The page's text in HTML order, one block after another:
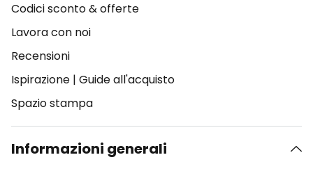
Codici sconto & offerte
Lavora con noi
Recensioni
Ispirazione | Guide all'acquisto
Spazio stampa
Informazioni generali